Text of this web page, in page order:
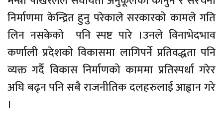
निर्माणमा केन्द्रित हुनु परेकाले सरकारको कामले गति
लिन नसकेको पनि स्पष्ट पारे ।उनले विनाभेदभाव
कर्णाली प्रदेशको विकासमा लागिपर्ने प्रतिवद्धता पनि
व्यक्त गर्दै विकास निर्माणको काममा प्रतिस्पर्धा गरेर
अघि बढ्न पनि सबै राजनीतिक दलहरुलाई आह्वान गरे
।